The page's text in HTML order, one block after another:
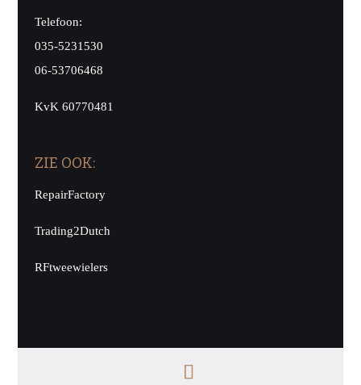
Telefoon:
035-5231530
06-53706468
KvK 60770481
ZIE OOK:
RepairFactory
Trading2Dutch
RFtweewielers